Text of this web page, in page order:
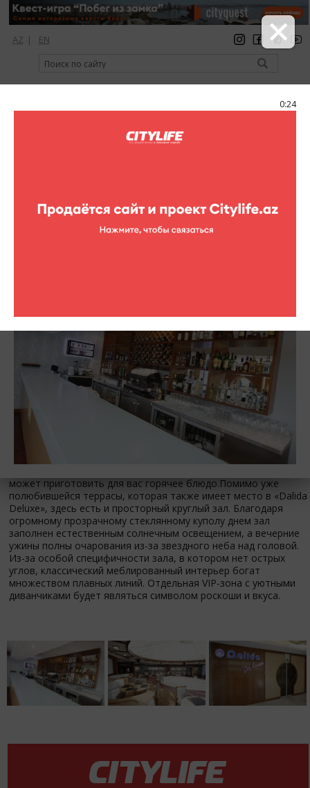
0:24
AZ | EN
регистрация вход Citylife Magazine
Dalida de Luxe
основная, а всего лишь составная приятная часть вашего
визита в «Dalida». Сюрпризы начинаются с принесенного вам
меню, которое по красочности и стилю исполнения может
поспорить с нашей газетой, и в котором помимо
стандартного описания каждого блюда есть еще и его
наглядное изображение. Особо приятен тот факт, что
напечатанное фото блюда в идеальности соответствует
тому, что вам принесут в реальности. Большой выбор
прохладительных и спиртных напитков дополнит широкий
набор различных мясных, куриных и рыбных блюд. Если вы
являетесь любителем понаблюдать за процессом
может приготовить для вас горячее блюдо.Помимо уже
полюбившейся террасы, которая также имеет место в «Dalida
Deluxe», здесь есть и просторный круглый зал. Благодаря
огромному прозрачному стеклянному куполу днем зал
заполнен естественным солнечным освещением, а вечерние
ужины полны очарования из-за звездного неба над головой.
Из-за особой специфичности зала, в котором нет острых
углов, классический меблированный интерьер богат
множеством плавных линий. Отдельная VIP-зона с уютными
диванчиками будет являться символом роскоши и вкуса.